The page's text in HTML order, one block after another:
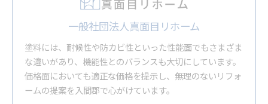
一般社団法人真面目リホーム
塗料には、耐候性や防カビ性といった性能面でもさまざま
な違いがあり、機能性とのバランスも大切にしています。
価格面においても適正な価格を提示し、無理のないリフォ
ームの提案を入間郡で心がけています。